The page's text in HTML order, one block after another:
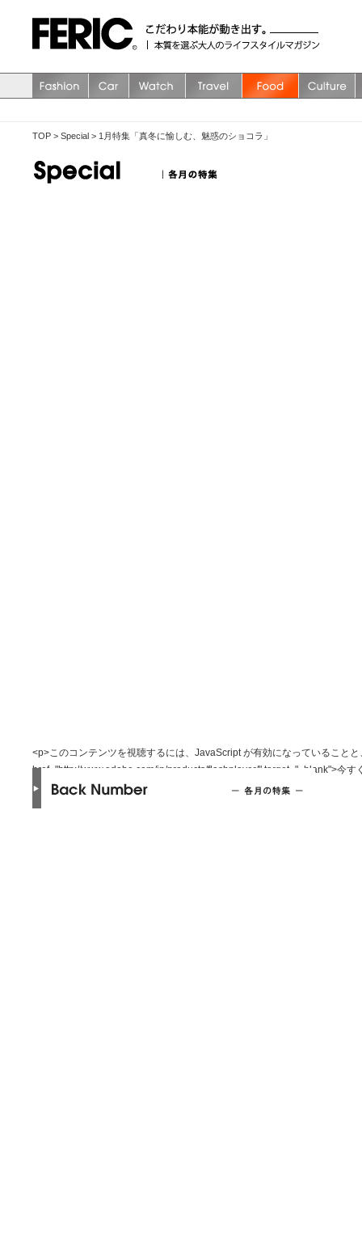
TOP > Special > 1月特集「真冬に愉しむ、魅惑のショコラ」
<p>このコンテンツを視聴するには、JavaScript が有効になっていること
href="http://www.adobe.com/jp/products/flashplayer/" target="_blank">今